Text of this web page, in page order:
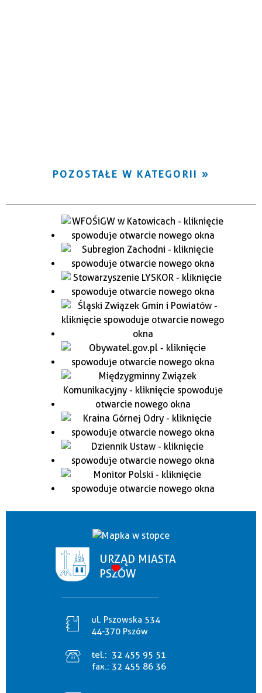
POZOSTAŁE W KATEGORII
URZĄD MIASTA
PSZÓW
ul. Pszowska 534
44-370 Pszów
tel.: 32 455 95 51
fax.: 32 455 86 36